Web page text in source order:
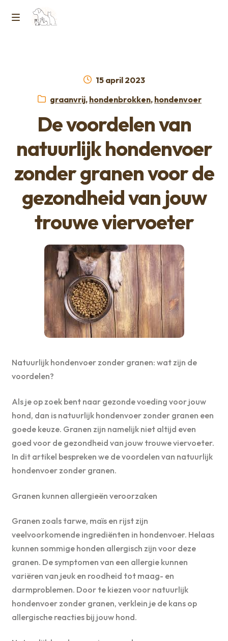
Ga
Ga
Horcon Webshop – GDPR / Voorwaarden /
Geplaatst
15 april 2023
Categorieën:
graanvrij, hondenbrokken, hondenvoer
De voordelen van
natuurlijk hondenvoer
zonder granen voor de
gezondheid van jouw
trouwe viervoeter
Natuurlijk hondenvoer zonder granen: wat zijn de
voordelen?
Als je op zoek bent naar gezonde voeding voor jouw
hond, dan is natuurlijk hondenvoer zonder granen een
goede keuze. Granen zijn namelijk niet altijd even
goed voor de gezondheid van jouw trouwe viervoeter.
In dit artikel bespreken we de voordelen van natuurlijk
hondenvoer zonder granen.
Granen kunnen allergieën veroorzaken
Granen zoals tarwe, maïs en rijst zijn
veelvoorkomende ingrediënten in hondenvoer. Helaas
kunnen sommige honden allergisch zijn voor deze
granen. De symptomen van een allergie kunnen
variëren van jeuk en roodheid tot maag- en
darmproblemen. Door te kiezen voor natuurlijk
hondenvoer zonder granen, verklein je de kans op
allergische reacties bij jouw hond.